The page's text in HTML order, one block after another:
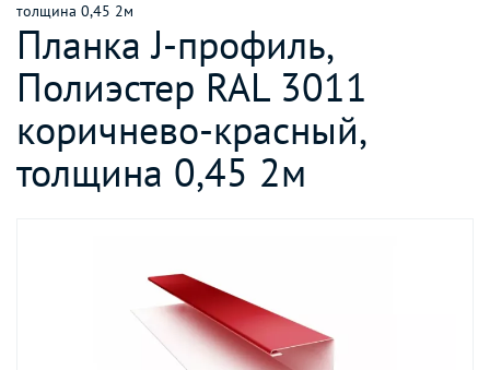
толщина 0,45 2м
Планка J-профиль,
Полиэстер RAL 3011
коричнево-красный,
толщина 0,45 2м